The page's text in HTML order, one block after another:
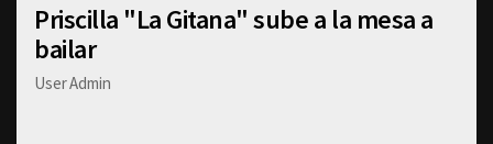
Priscilla "La Gitana" sube a la mesa a
bailar
User Admin